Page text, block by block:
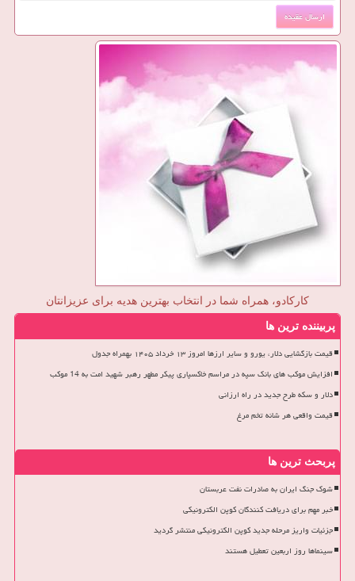
کارکادو، همراه شما در انتخاب بهترین هدیه برای عزیزانتان
پربیننده ترین ها
قیمت بازگشایی دلار، یورو و سایر ارزها امروز ۱۳ خرداد ۱۴۰۵ بهمراه جدول
افزایش موکب های بانک سپه در مراسم خاکسپاری پیکر مطهر رهبر شهید امت به 14 موکب
دلار و سکه طرح جدید در راه ارزانی
قیمت واقعی هر شانه تخم مرغ
پربحث ترین ها
شوک جنگ ایران به صادرات نفت عربستان
خبر مهم برای دریافت کنندگان کوپن الکترونیکی
جزئیات واریز مرحله جدید کوپن الکترونیکی منتشر گردید
سینماها روز اربعین تعطیل هستند